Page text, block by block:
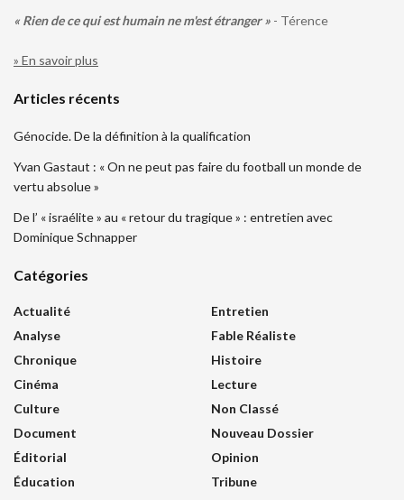
« Rien de ce qui est humain ne m'est étranger » - Térence
» En savoir plus
Articles récents
Génocide. De la définition à la qualification
Yvan Gastaut : « On ne peut pas faire du football un monde de
vertu absolue »
De l’ « israélite » au « retour du tragique » : entretien avec
Dominique Schnapper
Catégories
Actualité
Analyse
Chronique
Cinéma
Culture
Document
Éditorial
Éducation
Entretien
Fable Réaliste
Histoire
Lecture
Non Classé
Nouveau Dossier
Opinion
Tribune